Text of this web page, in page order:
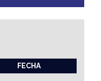
FECHA